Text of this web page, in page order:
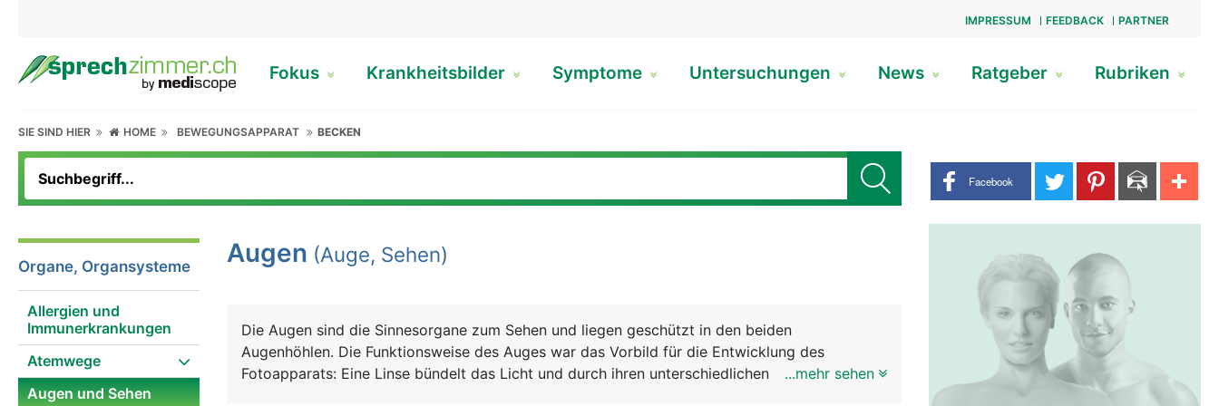
IMPRESSUM FEEDBACK PARTNER
Fokus Krankheitsbilder Symptome Untersuchungen News Ratgeber Rubriken
SIE SIND HIER HOME BEWEGUNGSAPPARAT BECKEN
Share buttons
Facebook
Organe, Organsysteme
Allergien und
Immunerkrankungen
Atemwege
Augen und Sehen
Augen (Auge, Sehen)
Die Augen sind die Sinnesorgane zum Sehen und liegen geschützt in den beiden
Augenhöhlen. Die Funktionsweise des Auges war das Vorbild für die Entwicklung des
Fotoapparats: Eine Linse bündelt das Licht und durch ihren unterschiedlichen
...mehr sehen